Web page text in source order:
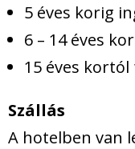
5 éves korig
6 – 14 éves
15 éves
Szállás
A hotelben van